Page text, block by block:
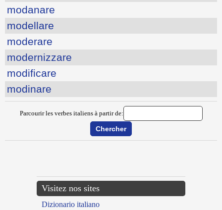
modanare
modellare
moderare
modernizzare
modificare
modinare
Parcourir les verbes italiens à partir de:
Visitez nos sites
Dizionario italiano